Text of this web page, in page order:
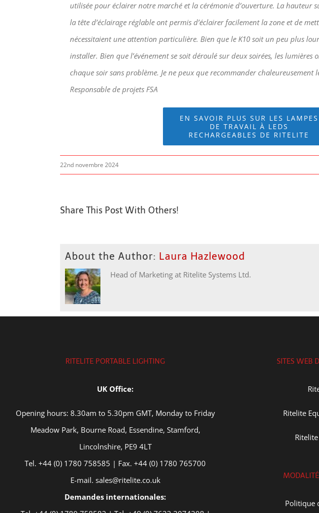
utilisée pour éclairer notre marché et la cérémonie d’ouverture. La hauteur
la tête d’éclairage réglable ont permis d’éclairer facilement la zone et de
nécessitaient une attention particulière. Bien que le K10 soit un peu plus
installer. Bien que l’événement se soit déroulé sur deux soirées, les
chaque soir sans problème. Je ne peux que recommander chaleureusement
Responsable de projets FSA
EN SAVOIR PLUS SUR LES LAMPES
DE TRAVAIL À LEDS
RECHARGEABLES DE RITELITE
22nd novembre 2024
Share This Post With Others!
About the Author: Laura Hazlewood
Head of Marketing at Ritelite Systems Ltd.
RITELITE PORTABLE LIGHTING
UK Office:
Opening hours: 8.30am to 5.30pm GMT, Monday to Friday
Meadow Park, Bourne Road, Essendine, Stamford,
Lincolnshire, PE9 4LT
Tel. +44 (0) 1780 758585 | Fax. +44 (0) 1780 765700
E-mail. sales@ritelite.co.uk
Demandes internationales:
SITES WEB
Ritelite
Politique